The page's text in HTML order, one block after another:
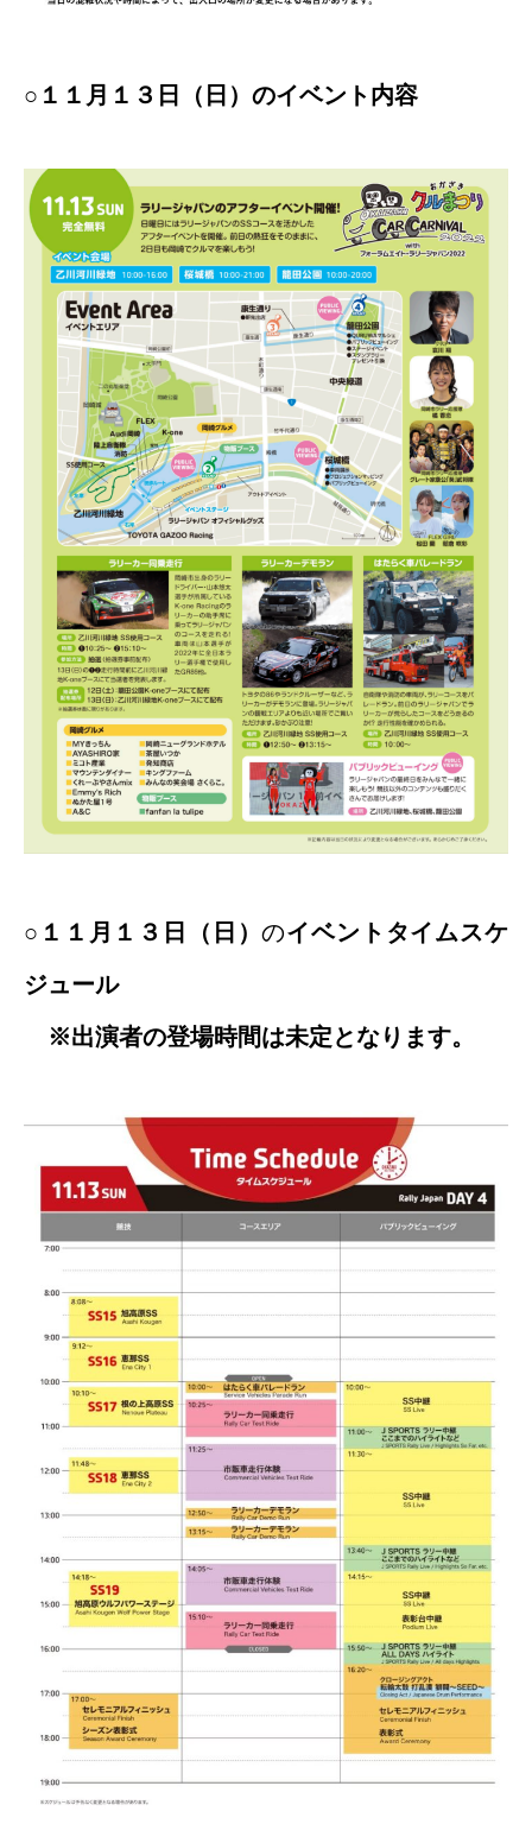
○１１月１３日（日）のイベント内容
○ １１月１３日（日）のイベントタイムスケ
ジュール
※出演者の登場時間は未定となります。